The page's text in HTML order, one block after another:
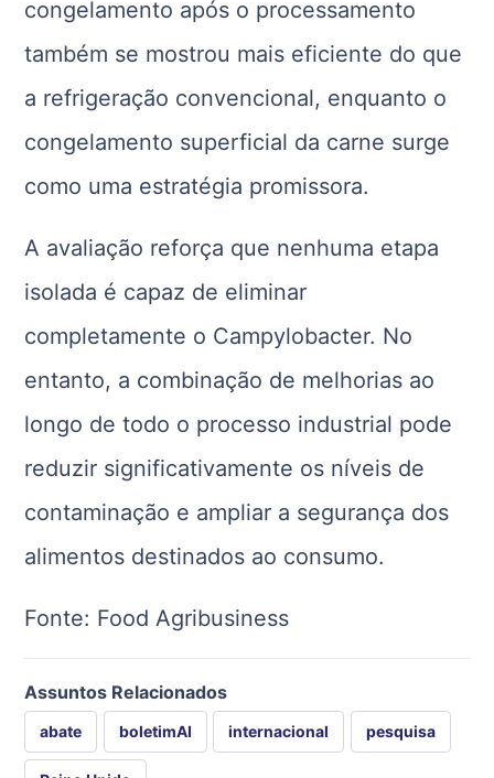
congelamento após o processamento
também se mostrou mais eficiente do que
a refrigeração convencional, enquanto o
congelamento superficial da carne surge
como uma estratégia promissora.
A avaliação reforça que nenhuma etapa
isolada é capaz de eliminar
completamente o Campylobacter. No
entanto, a combinação de melhorias ao
longo de todo o processo industrial pode
reduzir significativamente os níveis de
contaminação e ampliar a segurança dos
alimentos destinados ao consumo.
Fonte: Food Agribusiness
Assuntos Relacionados
abate boletimAI internacional pesquisa